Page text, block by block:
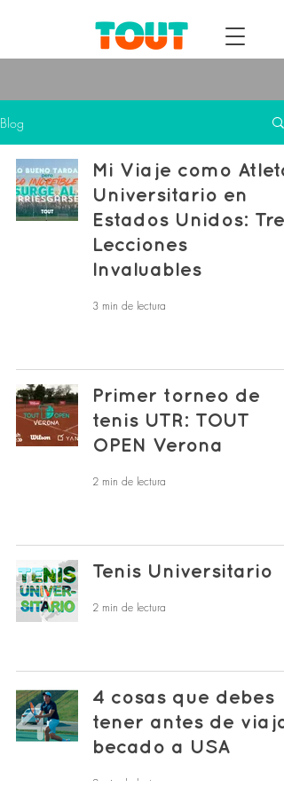
Blog
Mi Viaje como Atleta
Universitario en
Estados Unidos:
Lecciones
Invaluables
3 min de lectura
Primer torneo de
tenis UTR: TOUT
OPEN Verona
2 min de lectura
Tenis Universitario
2 min de lectura
4 cosas que debes
tener antes de
becado a USA
2 min de lectura